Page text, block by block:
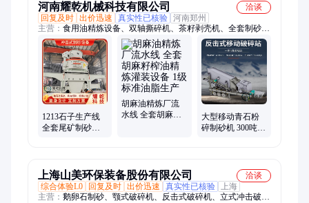
河南耀乾机械科技有限公司
洽谈
回复及时 出价迅速 真实性已核验 河南郑州
主营： 食用油精炼设备、双轴撕碎机、茶籽剥壳机、全套制砂机
生产线、动物油熬炼设备、油脂生产线
1213石子生产线
全套尾矿制砂设
胡麻油精炼厂流
水线 全套胡麻籽
大型移动青石粉
碎制砂机 300吨反
上海山美环保装备股份有限公司
洽谈
综合体验L0
回复及时 出价迅速 真实性已核验
上海
主营： 鹅卵石制砂、颚式破碎机、反击式破碎机、立式冲击破碎